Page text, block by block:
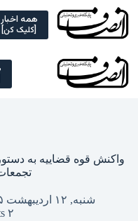
Skip
content
همه اخبار
[کلیک کن]
واکنش قوه قضاییه به
شنبه, ۱۲ اردیبهشت ۱۴۰۵ – ۲۱:۰۸
۲ Comments